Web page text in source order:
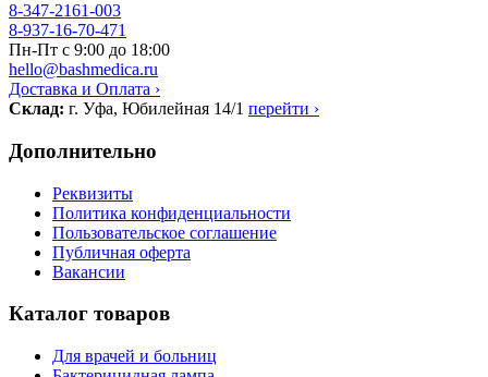
8-347-2161-003
8-937-16-70-471
Пн-Пт с 9:00 до 18:00
hello@bashmedica.ru
Доставка и Оплата ›
Склад: г. Уфа, Юбилейная 14/1 перейти ›
Дополнительно
Реквизиты
Политика конфиденциальности
Пользовательское соглашение
Публичная оферта
Вакансии
Каталог товаров
Для врачей и больниц